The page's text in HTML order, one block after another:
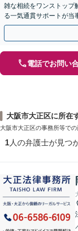
雑な相続をワンストップ
る一気通貫サポートが当
続」を形にします。
電話でお問い
大阪市大正区に所在
大阪市大正区の事務所等での
1 人の弁護士が見つ